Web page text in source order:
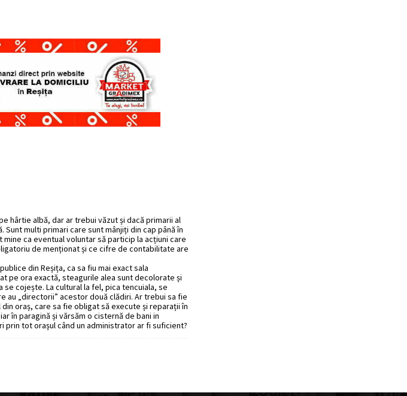
hârtie albă, dar ar trebui văzut și dacă primarii al
multi primari care sunt mânjiți din cap până în
ca eventual voluntar să particip la acțiuni care
de menționat și ce cifre de contabilitate are
din Reșița, ca sa fiu mai exact sala
pe ora exactă, steagurile alea sunt decolorate și
cojește. La cultural la fel, pica tencuiala, se
au „directorii” acestor două clădiri. Ar trebui sa fie
oraș, care sa fie obligat să execute și reparații în
în paragină și vărsăm o cisternă de bani in
prin tot orașul când un administrator ar fi suficient?